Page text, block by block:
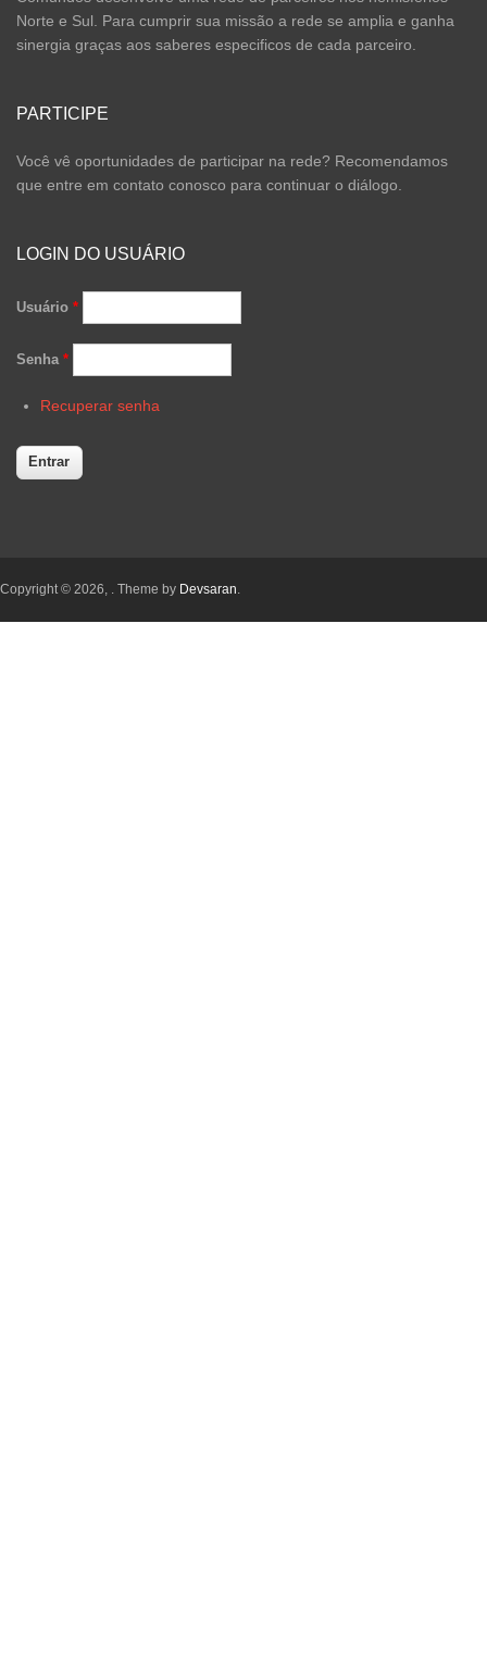
Norte e Sul. Para cumprir sua missão a rede se amplia e ganha
sinergia graças aos saberes especificos de cada parceiro.
PARTICIPE
Você vê oportunidades de participar na rede? Recomendamos
que entre em contato conosco para continuar o diálogo.
LOGIN DO USUÁRIO
Usuário *
Senha *
Recuperar senha
Copyright © 2026, . Theme by Devsaran.